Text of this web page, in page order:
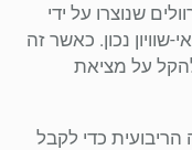
שנוצרו על ידי
שוויון נכון. כאשר זה
על מציאת
כדי לקבל